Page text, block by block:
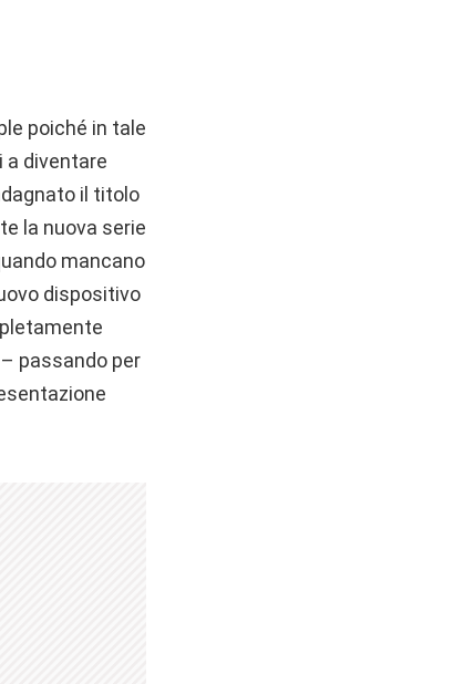
poiché in tale
a diventare
il titolo
la nuova serie
mancano
dispositivo
passando per